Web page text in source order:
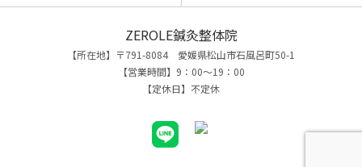
ZEROLE鍼灸整体院
【所在地】〒791-8084 愛媛県松山市石風呂町50-1
【営業時間】9：00～19：00
【定休日】不定休